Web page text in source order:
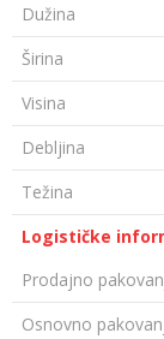
Dužina
Širina
Visina
Debljina
Težina
Logističke
Prodajno
Osnovno